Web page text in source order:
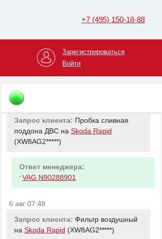
+7 (495) 150-18-88
Зарегистрироваться
Войти
Масло тормозное
Ответ менеджера:
Brembo L04010 Жидкость тормозная
Brembo Prime DOT 4 1л.
6 авг 07:48
Запрос клиента: Пробка сливная
поддона ДВС на Skoda Rapid
(XW8AG2*****)
Ответ менеджера:
- VAG N90288901
6 авг 07:48
Запрос клиента: Фильтр воздушный
на Skoda Rapid (XW8AG2*****)